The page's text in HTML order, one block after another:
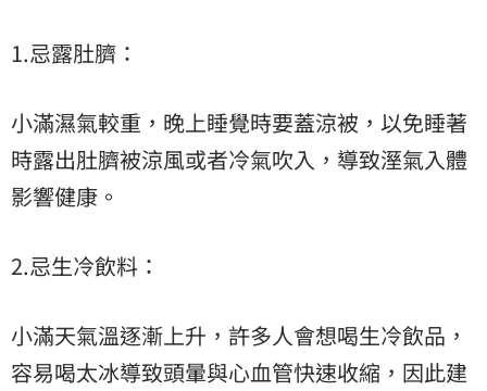
1.忌露肚臍：
小滿濕氣較重，晚上睡覺時要蓋涼被，以免睡著
時露出肚臍被涼風或者冷氣吹入，導致溼氣入體
影響健康。
2.忌生冷飲料：
小滿天氣溫逐漸上升，許多人會想喝生冷飲品，
容易喝太冰導致頭暈與心血管快速收縮，因此建